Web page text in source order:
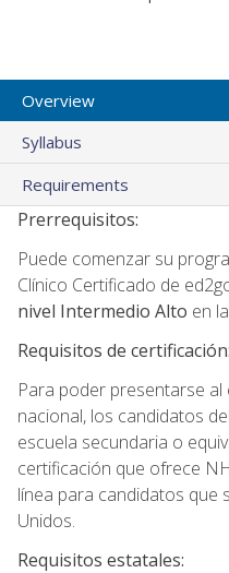
Overview
Syllabus
Requirements
Prerrequisitos:
Puede comenzar su
Clínico Certificado de
nivel Intermedio Alto en
Requisitos de certificación:
Para poder presentarse
nacional, los candidatos
escuela secundaria o
certificación que ofrece
línea para candidatos que
Unidos.
Requisitos estatales: